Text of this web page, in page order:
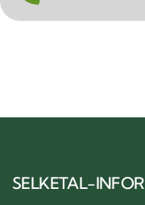
SELKETAL-